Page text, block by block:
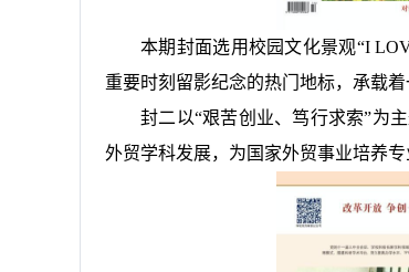
本期封面选用校园文化景观“I
重要时刻留影纪念的热门地标，承载着
封二以“艰苦创业、笃行求索”为
外贸学科发展，为国家外贸事业培养